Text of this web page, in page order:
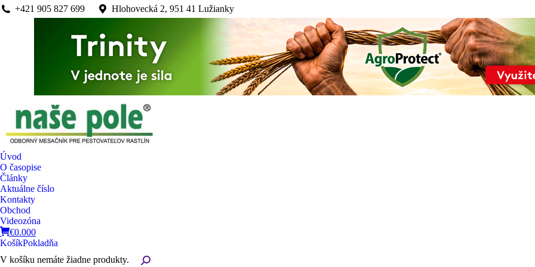
+421 905 827 699 Hlohovecká 2, 951 41 Lužianky
Úvod
O časopise
Články
Aktuálne číslo
Kontakty
Obchod
Videozóna
€0.000
KošíkPokladňa
V košíku nemáte žiadne produkty.
Search: